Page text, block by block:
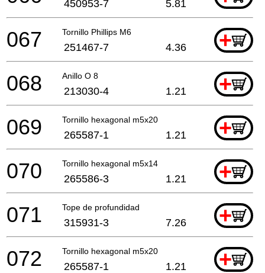
450953-7 5.81
Tornillo Phillips M6 +
067 251467-7 4.36
Anillo O 8 +
068 213030-4 1.21
Tornillo hexagonal m5x20 +
069 265587-1 1.21
Tornillo hexagonal m5x14 +
070 265586-3 1.21
Tope de profundidad +
071 315931-3 7.26
Tornillo hexagonal m5x20 +
072 265587-1 1.21